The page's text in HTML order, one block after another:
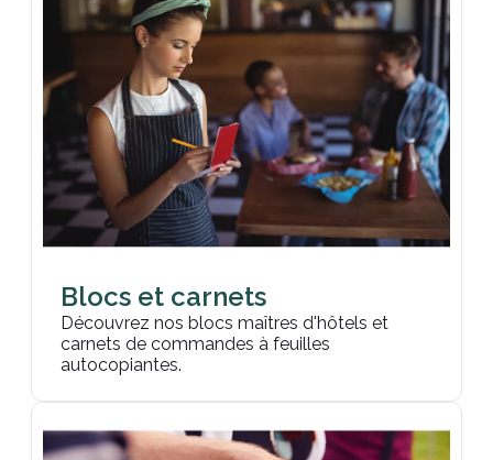
Blocs et carnets
Découvrez nos blocs maîtres d'hôtels et
carnets de commandes à feuilles
autocopiantes.